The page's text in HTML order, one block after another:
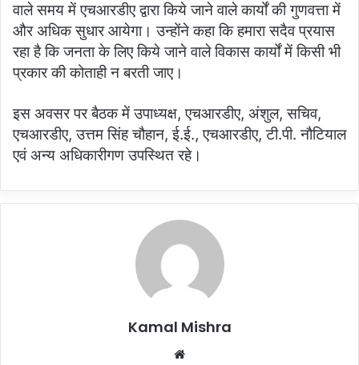
वाले समय में एचआरडीए द्वारा किये जाने वाले कार्यों की गुणवत्ता में
और अधिक सुधार आयेगा। उन्होंने कहा कि हमारा सदैव प्रयास
रहा है कि जनता के लिए किये जाने वाले विकास कार्यों में किसी भी
प्रकार की कोताही न बरती जाए।
इस अवसर पर बैठक में उपाध्यक्ष, एचआरडीए, अंशुल, सचिव,
एचआरडीए, उत्तम सिंह चौहान, ई.ई., एचआरडीए, टी.पी. नौटियाल
एवं अन्य अधिकारीगण उपस्थित रहे।
Kamal Mishra
Website